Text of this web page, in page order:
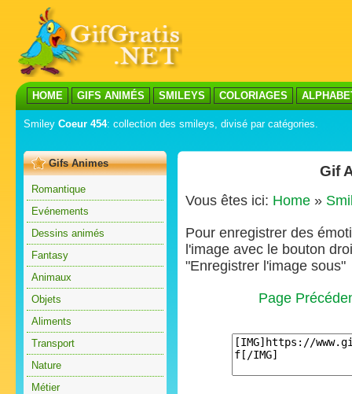
HOME GIFS ANIMÉS SMILEYS COLORIAGES
Smiley Coeur 454: collection des smileys, divisé par catégories.
Gifs Animes
Romantique
Evénements
Dessins animés
Fantasy
Animaux
Objets
Aliments
Transport
Nature
Métier
Gif
Vous êtes ici: Home »
Pour enregistrer des
l'image avec le bouton
"Enregistrer l'image sous"
Page